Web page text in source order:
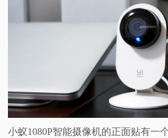
小蚁1080P智能摄像机的正面贴有一